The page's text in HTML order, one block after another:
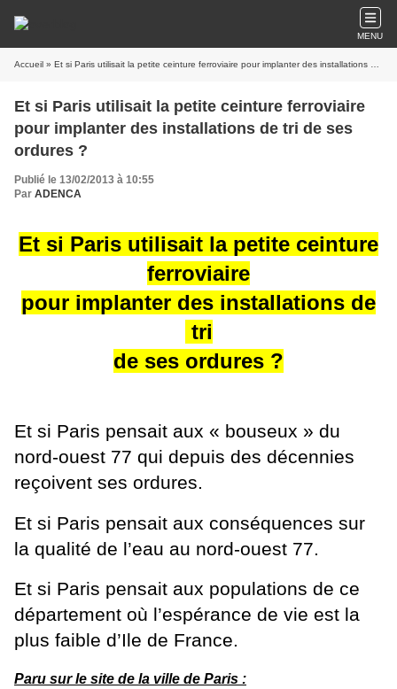
MENU
Accueil » Et si Paris utilisait la petite ceinture ferroviaire pour implanter des installations de tri de ses ordures ?
Et si Paris utilisait la petite ceinture ferroviaire
pour implanter des installations de tri de ses
ordures ?
Publié le 13/02/2013 à 10:55
Par ADENCA
Et si Paris utilisait la petite ceinture
ferroviaire
pour implanter des installations de
tri
de ses ordures ?
Et si Paris pensait aux « bouseux » du
nord-ouest 77 qui depuis des décennies
reçoivent ses ordures.
Et si Paris pensait aux conséquences sur
la qualité de l’eau au nord-ouest 77.
Et si Paris pensait aux populations de ce
département où l’espérance de vie est la
plus faible d’Ile de France.
Paru sur le site de la ville de Paris :